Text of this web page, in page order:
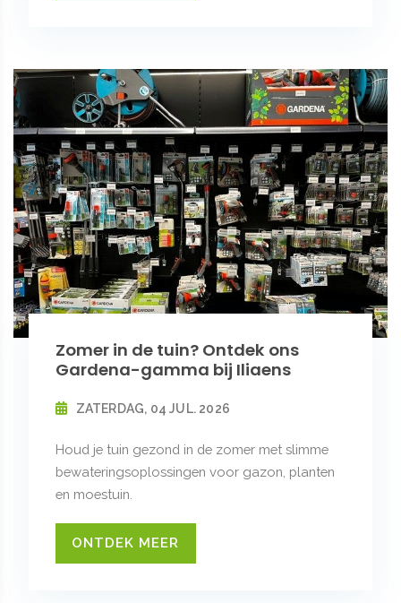
Zomer in de tuin? Ontdek ons
Gardena-gamma bij Iliaens
ZATERDAG, 04 JUL. 2026
Houd je tuin gezond in de zomer met slimme
bewateringsoplossingen voor gazon, planten
en moestuin.
ONTDEK MEER